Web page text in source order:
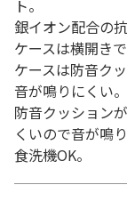
ト。
銀イオン配合の抗
ケースは横開き
ケースは防音ク
音が鳴りにくい。
防音クッション
くいので音が鳴
食洗機OK。